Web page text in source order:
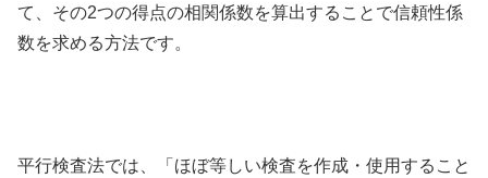
て、その2つの得点の相関係数を算出することで信頼性係
数を求める方法です。
平行検査法では、「ほぼ等しい検査を作成・使用すること